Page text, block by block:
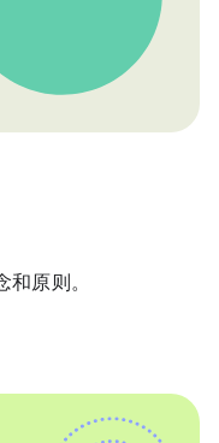
原则。